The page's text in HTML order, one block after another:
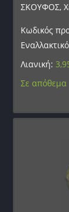
ΣΚΟΥΦΟΣ,
Κωδικός
Λιανική:
Σε απόθεμα